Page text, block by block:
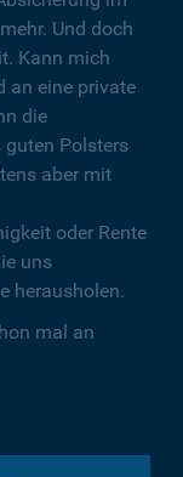
Und doch
Kann mich
an eine private
die
Polsters
aber mit
oder Rente
uns
herausholen.
mal an